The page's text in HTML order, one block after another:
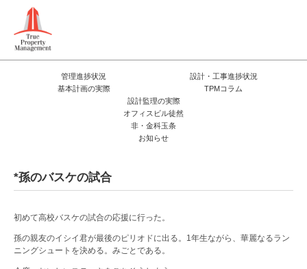
管理進捗状況
設計・工事進捗状況
基本計画の実際
TPMコラム
設計監理の実際
オフィスビル徒然
非・金科玉条
お知らせ
*孫のバスケの試合
初めて高校バスケの試合の応援に行った。
孫の親友のイシイ君が最後のピリオドに出る。1年生ながら、華麗なるラン
ニングシュートを決める。みごとである。